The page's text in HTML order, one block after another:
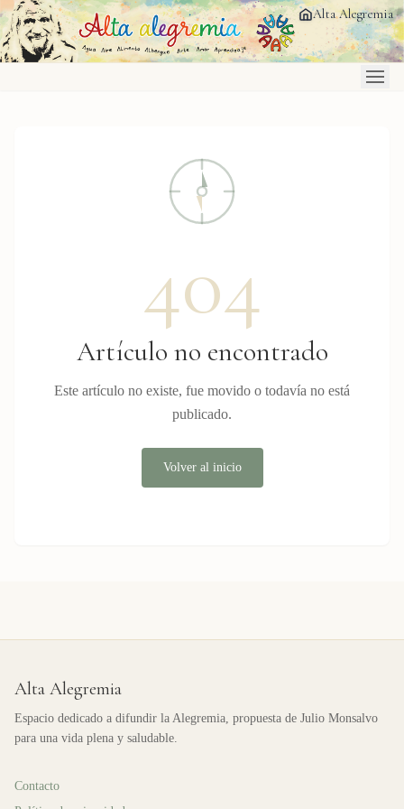
Saltar al contenido principal Alta Alegremia
404
Artículo no encontrado
Este artículo no existe, fue movido o todavía no está
publicado.
Volver al inicio
Alta Alegremia
Espacio dedicado a difundir la Alegremia, propuesta de Julio Monsalvo
para una vida plena y saludable.
Contacto